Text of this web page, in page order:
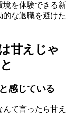
境を体験できる新
的な退職を避けた
甘えじゃ
感じている
んて言ったら甘え